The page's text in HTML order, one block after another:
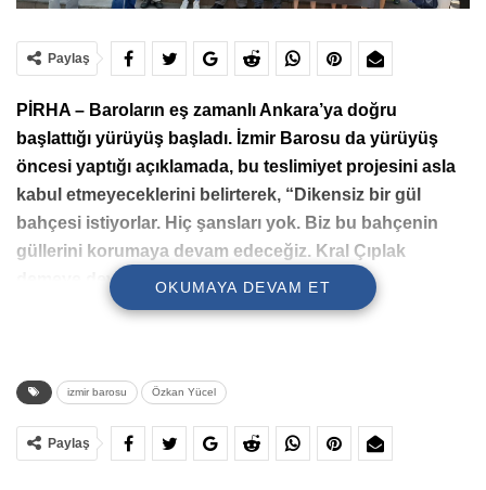
Paylaş
PİRHA – Baroların eş zamanlı Ankara’ya doğru
başlattığı yürüyüş başladı. İzmir Barosu da yürüyüş
öncesi yaptığı açıklamada, bu teslimiyet projesini asla
kabul etmeyeceklerini belirterek, “Dikensiz bir gül
bahçesi istiyorlar. Hiç şansları yok. Biz bu bahçenin
güllerini korumaya devam edeceğiz. Kral Çıplak
demeye devam edeceğiz” dedi.
OKUMAYA DEVAM ET
izmir barosu Özkan Yücel
Paylaş